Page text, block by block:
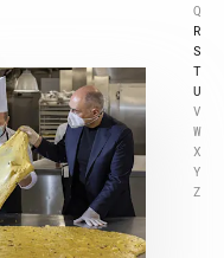
Q
R
S
T
U
V
W
X
Y
Z